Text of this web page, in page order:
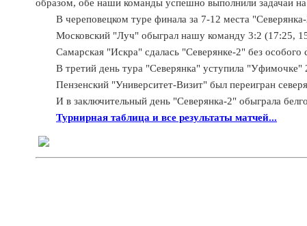
образом, обе наши команды успешно выполнили задачаи на
В череповецком туре финала за 7-12 места
Московский "Луч" обыграл нашу команду 3:2 (17:25,
Самарская "Искра" сдалась "Северянке-2" без
В третий день тура "Северянка" уступила
Пензенский "Университет-Визит" был переигран
И в заключительный день "Северянка-2" обыграла
Турнирная таблица и все результаты матчей...